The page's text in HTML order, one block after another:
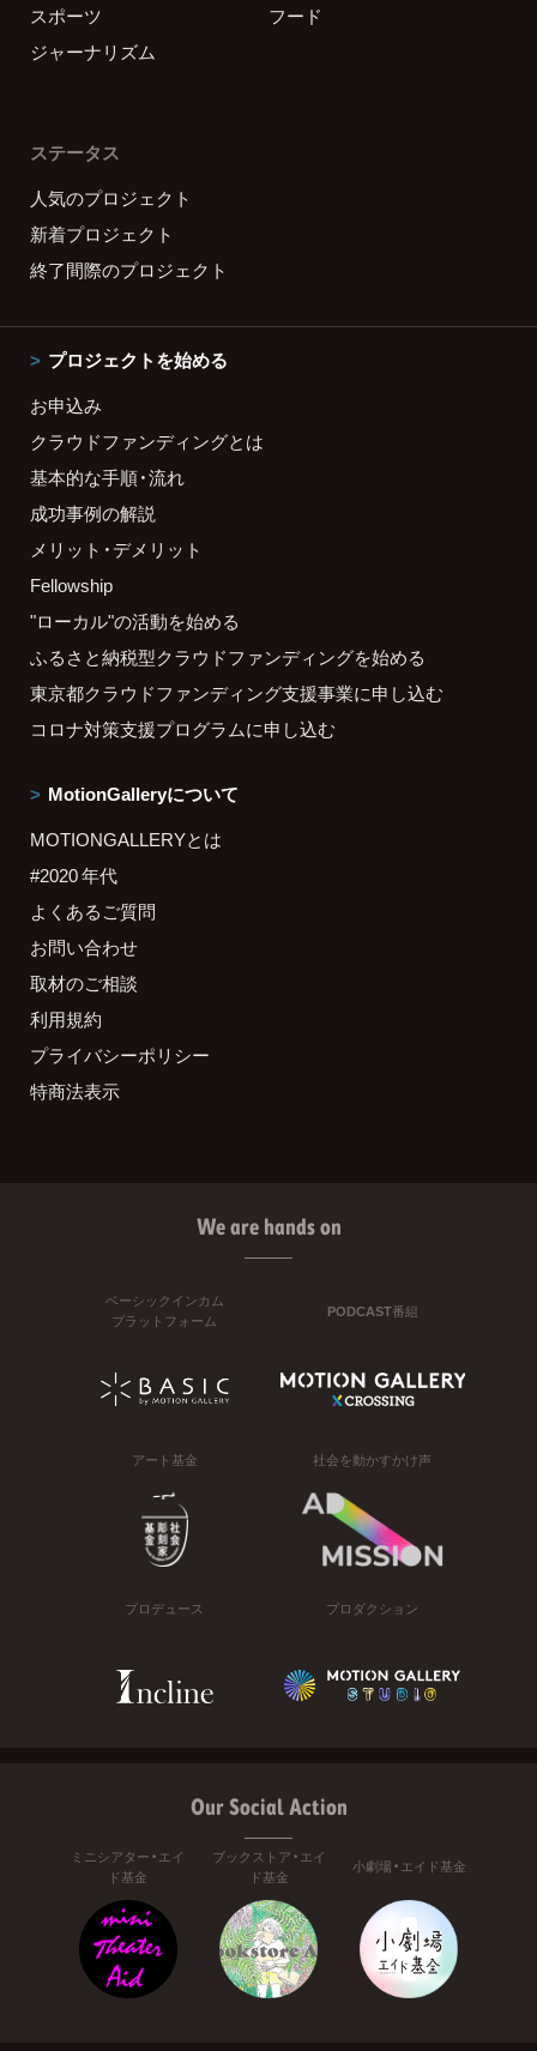
スポーツ
フード
ジャーナリズム
ステータス
人気のプロジェクト
新着プロジェクト
終了間際のプロジェクト
プロジェクトを始める
お申込み
クラウドファンディングとは
基本的な手順・流れ
成功事例の解説
メリット・デメリット
Fellowship
"ローカル"の活動を始める
ふるさと納税型クラウドファンディングを始める
東京都クラウドファンディング支援事業に申し込む
コロナ対策支援プログラムに申し込む
MotionGalleryについて
MOTIONGALLERYとは
#2020 年代
よくあるご質問
お問い合わせ
取材のご相談
利用規約
プライバシーポリシー
特商法表示
We are hands on
ベーシックインカム
プラットフォーム
PODCAST番組
アート基金 社会を動かすかけ声
プロデュース プロダクション
Our Social Action
ミニシアター・エイ
ド基金
ブックストア・エイ
ド基金
小劇場・エイド基金